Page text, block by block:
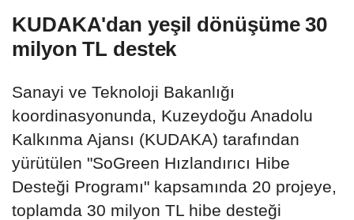
KUDAKA'dan yeşil dönüşüme 30
milyon TL destek
Sanayi ve Teknoloji Bakanlığı
koordinasyonunda, Kuzeydoğu Anadolu
Kalkınma Ajansı (KUDAKA) tarafından
yürütülen "SoGreen Hızlandırıcı Hibe
Desteği Programı" kapsamında 20 projeye,
toplamda 30 milyon TL hibe desteği